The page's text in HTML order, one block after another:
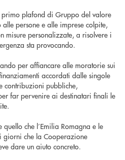
primo plafond di Gruppo del valore
persone e alle imprese colpite,
misure personalizzate, a risolvere i
sta provocando.
per affiancare alle moratorie sui
accordati dalle singole
contribuzioni pubbliche,
far pervenire ai destinatari finali le
che l’Emilia Romagna e le
giorni che la Cooperazione
dare un aiuto concreto.